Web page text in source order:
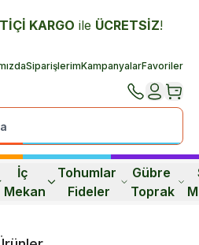
KARGO ile ÜCRETSİZ!
SiparişlerimKampanyalarFavoriler
İç
Mekan
Tohumlar
Fideler
Gübre
Toprak